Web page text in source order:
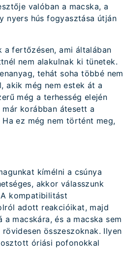
valóban a macska, a
nyers hús fogyasztása útján
a fertőzésen, ami általában
nem alakulnak ki tünetek.
tehát soha többé nem
akik még nem estek át a
még a terhesség elején
korábban átesett a
ez még nem történt meg,
kímélni a csúnya
akkor válasszunk
kompatibilitást
adott reakcióikat, majd
macskára, és a macska sem
összeszoknak. Ilyen
óriási pofonokkal